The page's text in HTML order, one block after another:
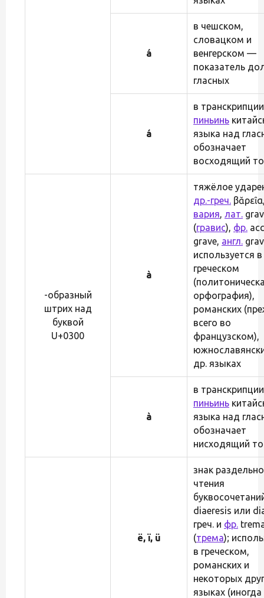
á
в чешском,
словацком и
венгерском —
показатель
гласных
á
в транскрипции
пиньинь
языка над
обозначает
восходящий
-образный
штрих над
буквой
U+0300
à
тяжёлое
др.-греч.
вария, лат.
(гравис), фр.
grave, англ.
используется в
греческом
орфография),
романских
всего во
французском),
др. языках
à
в транскрипции
пиньинь
языка над
обозначает
нисходящий
ë, ï, ü
знак
чтения
diaeresis или
греч. и фр.
(трема);
в греческом,
романских и
некоторых
языках